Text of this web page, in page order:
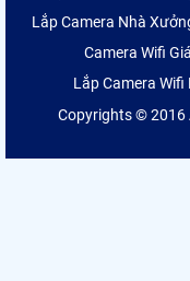
Lắp Camera Nhà
Camera Wifi
Lắp Camera Wifi
Copyrights © 2016